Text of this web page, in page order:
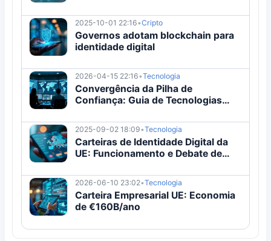
2025-10-01 22:16•Cripto
Governos adotam blockchain para
identidade digital
2026-04-15 22:16•Tecnologia
Convergência da Pilha de
Confiança: Guia de Tecnologias
2025-09-02 18:09•Tecnologia
Carteiras de Identidade Digital da
UE: Funcionamento e Debate de
2026-06-10 23:02•Tecnologia
Carteira Empresarial UE: Economia
de €160B/ano